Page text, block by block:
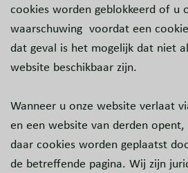
cookies worden geblokkeerd of u
waarschuwing voordat een
dat geval is het mogelijk dat niet
website beschikbaar zijn.
Wanneer u onze website verlaat
en een website van derden
daar cookies worden geplaatst
de betreffende pagina. Wij zijn